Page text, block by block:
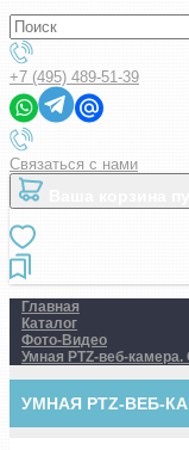
+7 (495) 489-51-39
Связаться с нами
Главная
Каталог
Фото-Видео
Умная PTZ-веб-камера.
УМНАЯ PTZ-ВЕБ-